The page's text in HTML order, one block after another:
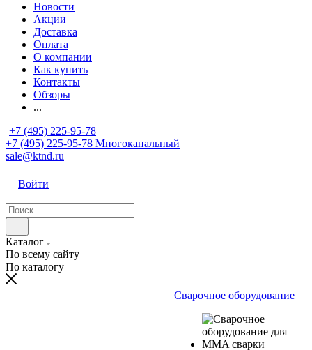
Новости
Акции
Доставка
Оплата
О компании
Как купить
Контакты
Обзоры
...
+7 (495) 225-95-78
+7 (495) 225-95-78 Многоканальный
sale@ktnd.ru
Войти
Каталог
По всему сайту
По каталогу
Сварочное оборудование